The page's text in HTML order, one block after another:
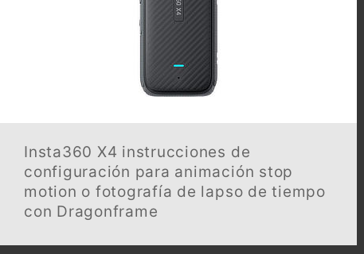
Insta360 X4 instrucciones de
configuración para animación stop
motion o fotografía de lapso de tiempo
con Dragonframe